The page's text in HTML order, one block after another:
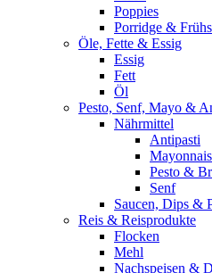
Poppies
Porridge &
Öle, Fette & Essig
Essig
Fett
Öl
Pesto, Senf, Mayo &
Nährmittel
Antipasti
Pesto &
Senf
Saucen, Dips &
Reis & Reisprodukte
Flocken
Mehl
Nachspeisen &